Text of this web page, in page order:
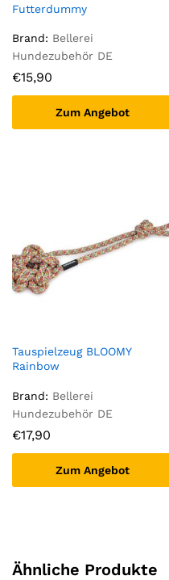
Futterdummy
Brand: Bellerei
Hundezubehör DE
€15,90
Zum Angebot
Tauspielzeug BLOOMY
Rainbow
Brand: Bellerei
Hundezubehör DE
€17,90
Zum Angebot
Ähnliche Produkte